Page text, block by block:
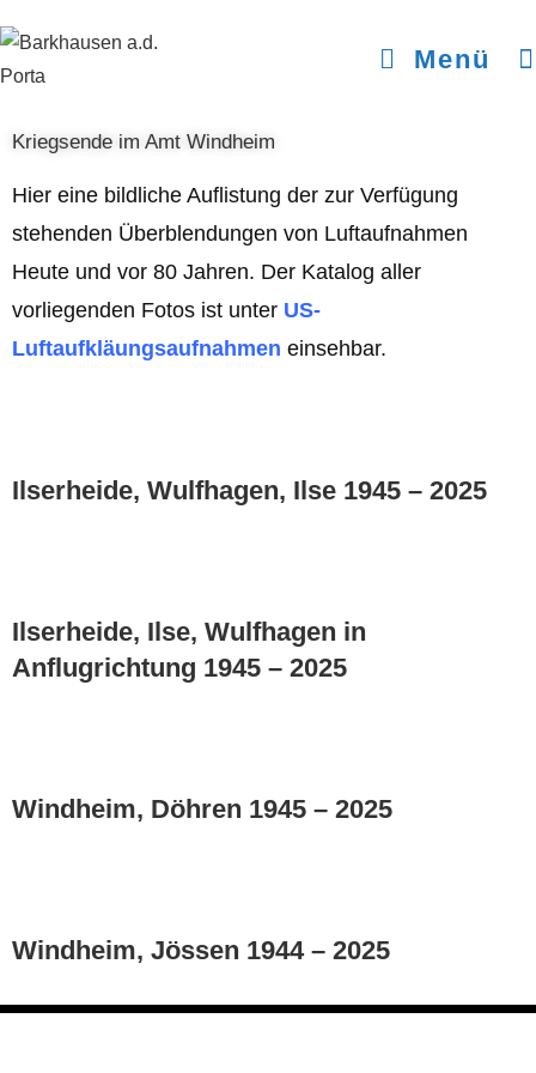
Menü
Kriegsende im Amt Windheim
Hier eine bildliche Auflistung der zur Verfügung
stehenden Überblendungen von Luftaufnahmen
Heute und vor 80 Jahren. Der Katalog aller
vorliegenden Fotos ist unter US-
Luftaufkläungsaufnahmen einsehbar.
Ilserheide, Wulfhagen, Ilse 1945 – 2025
Ilserheide, Ilse, Wulfhagen in
Anflugrichtung 1945 – 2025
Windheim, Döhren 1945 – 2025
Windheim, Jössen 1944 – 2025